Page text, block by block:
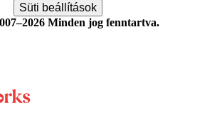
Süti beállítások
Minden jog fenntartva.